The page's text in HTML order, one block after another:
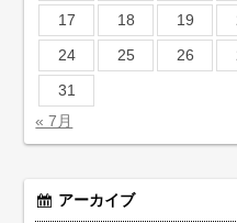
17
18 19
24
25 26
31
« 7月
アーカイブ